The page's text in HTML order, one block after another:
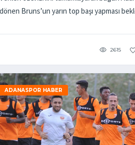
dönen Bruns’un yarın top başı yapması
2615
ADANASPOR HABER